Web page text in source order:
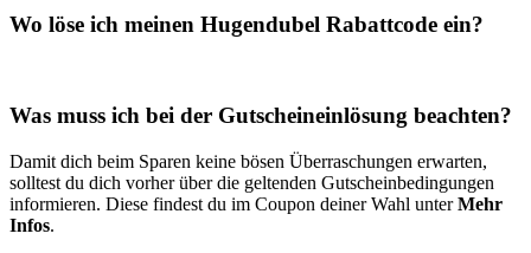
Wo löse ich meinen Hugendubel Rabattcode ein?
Was muss ich bei der Gutscheineinlösung beachten?
Damit dich beim Sparen keine bösen Überraschungen erwarten,
solltest du dich vorher über die geltenden Gutscheinbedingungen
informieren. Diese findest du im Coupon deiner Wahl unterMehr
Infos.